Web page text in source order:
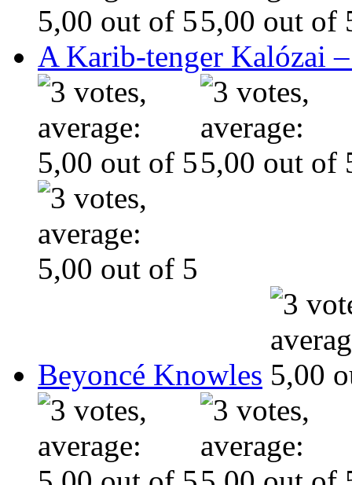
A Karib-tenger Kalózai
Beyoncé Knowles